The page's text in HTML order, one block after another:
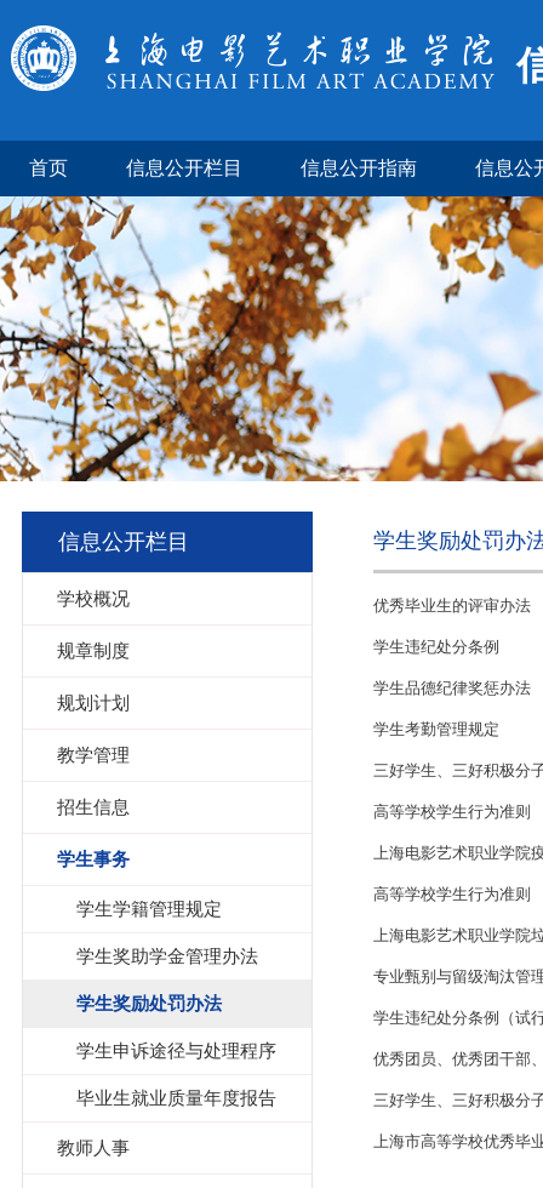
首页 信息公开栏目 信息公开指南 信息公
信息公开栏目
学校概况
规章制度
规划计划
教学管理
招生信息
学生事务
学生学籍管理规定
学生奖助学金管理办法
学生奖励处罚办法
学生申诉途径与处理程序
毕业生就业质量年度报告
教师人事
学生奖励处罚办
优秀毕业生的评审办法
学生违纪处分条例
学生品德纪律奖惩办法
学生考勤管理规定
三好学生、三好积极分
高等学校学生行为准则
上海电影艺术职业学院
高等学校学生行为准则
上海电影艺术职业学院
专业甄别与留级淘汰管
学生违纪处分条例（试
优秀团员、优秀团干部
三好学生、三好积极分
上海市高等学校优秀毕